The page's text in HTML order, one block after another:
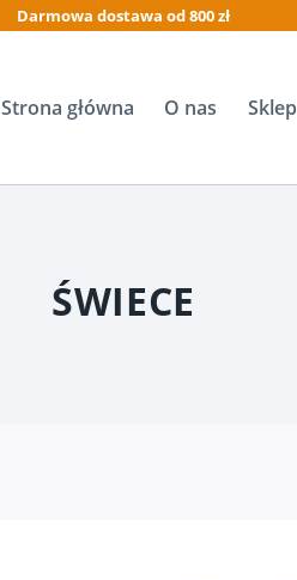
Darmowa dostawa od 800 zł
Strona główna O nas Sklep
ŚWIECE